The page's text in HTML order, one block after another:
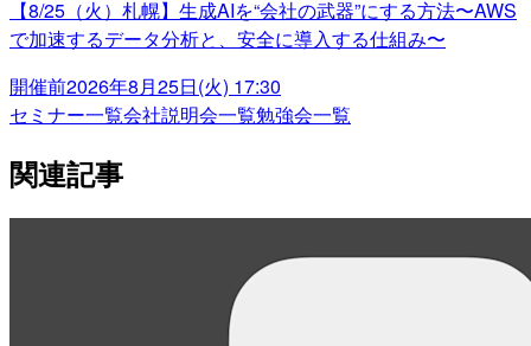
【8/25（火）札幌】生成AIを“会社の武器”にする方法〜AWS
で加速するデータ分析と、安全に導入する仕組み〜
開催前2026年8月25日(火) 17:30
セミナー一覧会社説明会一覧勉強会一覧
関連記事